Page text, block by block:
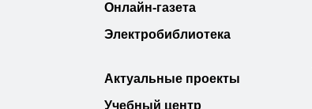
Онлайн-газета
Электробиблиотека
Актуальные проекты
Учебный центр